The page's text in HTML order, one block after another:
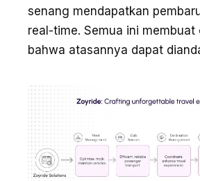
senang mendapatkan
real-time. Semua ini membuat
bahwa atasannya dapat